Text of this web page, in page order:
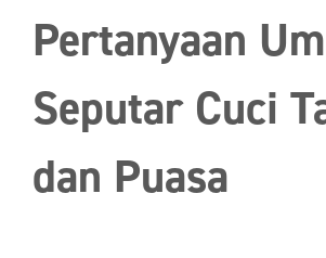
Pertanyaan
Seputar Cuci
dan Puasa